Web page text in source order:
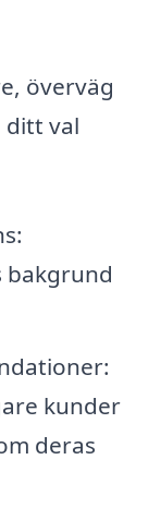
överväg
val
bakgrund
kunder
deras